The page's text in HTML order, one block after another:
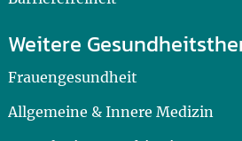
Weitere
Frauengesundheit
Allgemeine & Innere Medizin